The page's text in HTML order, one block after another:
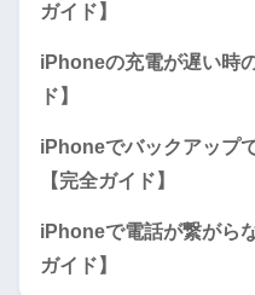
ガイド】
iPhoneの充電が遅い時
ド】
iPhoneでバックアップ
【完全ガイド】
iPhoneで電話が繋がら
ガイド】